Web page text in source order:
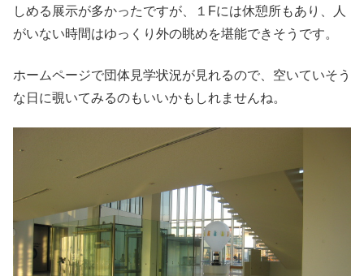
しめる展示が多かったですが、１Fには休憩所もあり、人
がいない時間はゆっくり外の眺めを堪能できそうです。
ホームページで団体見学状況が見れるので、空いていそう
な日に覗いてみるのもいいかもしれませんね。